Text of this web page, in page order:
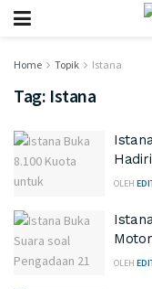
Home Topik Istana
Tag: Istana
OLEH
OLEH